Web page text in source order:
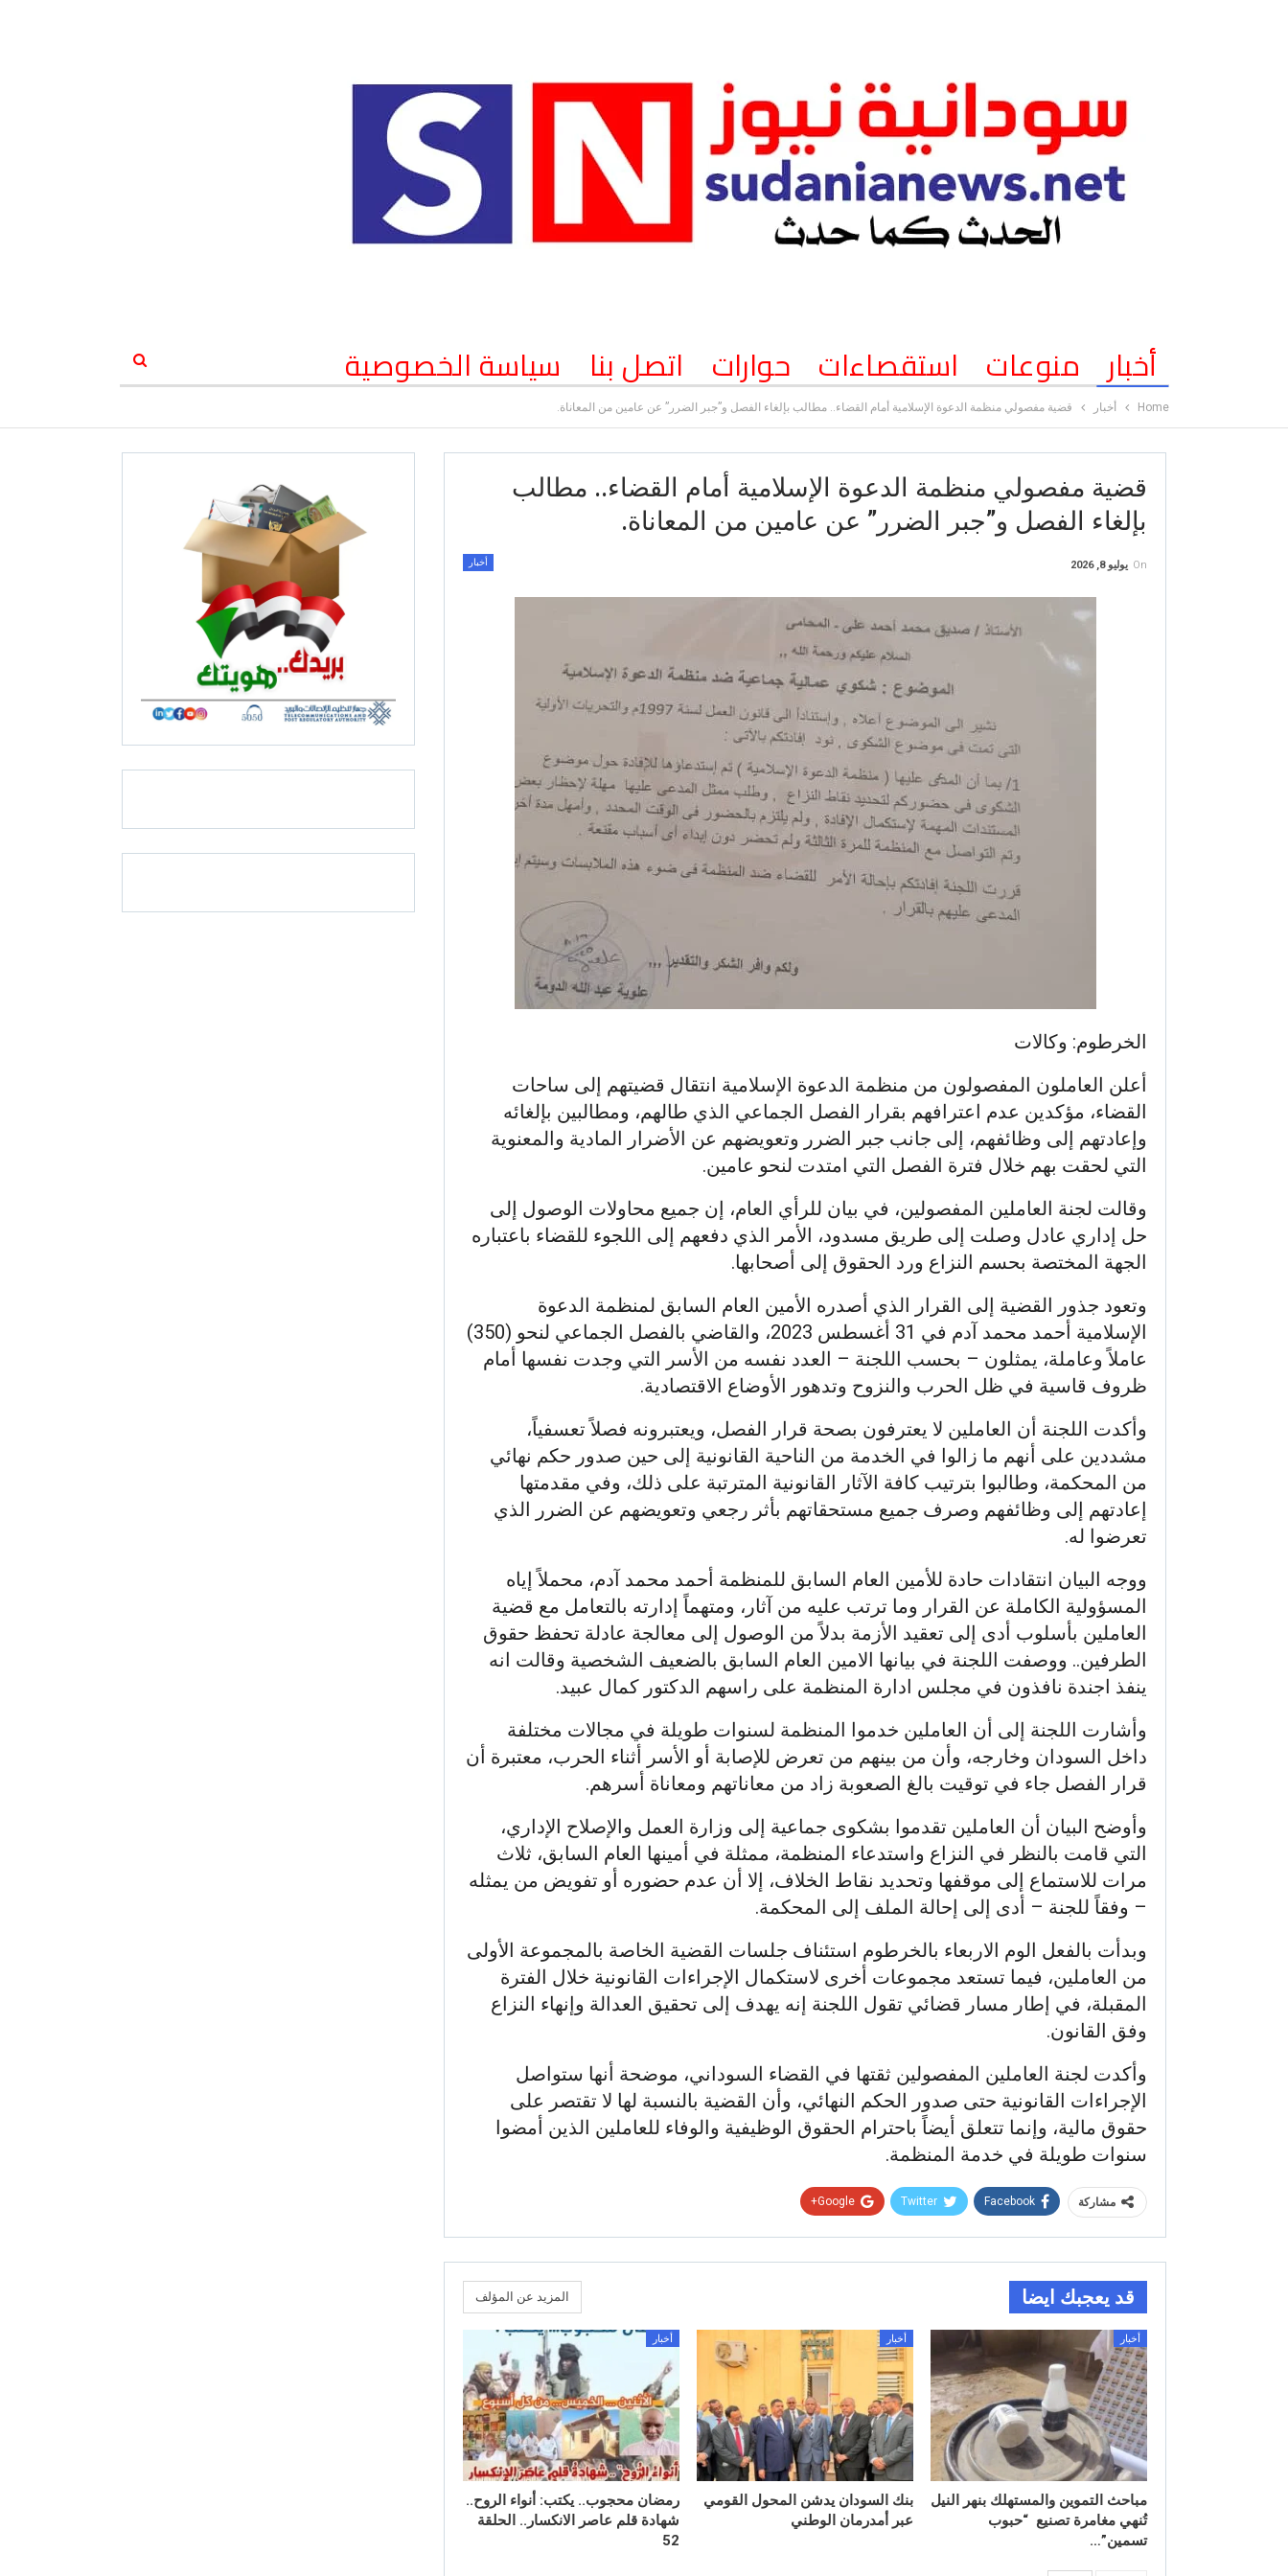
أخبار منوعات استقصاءات حوارات اتصل بنا سياسة الخصوصية
Home أخبار قضية مفصولي منظمة الدعوة الإسلامية أمام القضاء.. مطالب بإلغاء الفصل و”جبر الضرر” عن عامين من المعاناة.
قضية مفصولي منظمة الدعوة الإسلامية أمام القضاء.. مطالب
بإلغاء الفصل و”جبر الضرر” عن عامين من المعاناة.
أخبار On يوليو 8, 2026
الخرطوم: وكالات
أعلن العاملون المفصولون من منظمة الدعوة الإسلامية انتقال قضيتهم إلى ساحات
القضاء، مؤكدين عدم اعترافهم بقرار الفصل الجماعي الذي طالهم، ومطالبين بإلغائه
وإعادتهم إلى وظائفهم، إلى جانب جبر الضرر وتعويضهم عن الأضرار المادية والمعنوية
التي لحقت بهم خلال فترة الفصل التي امتدت لنحو عامين.
وقالت لجنة العاملين المفصولين، في بيان للرأي العام، إن جميع محاولات الوصول إلى
حل إداري عادل وصلت إلى طريق مسدود، الأمر الذي دفعهم إلى اللجوء للقضاء باعتباره
الجهة المختصة بحسم النزاع ورد الحقوق إلى أصحابها.
وتعود جذور القضية إلى القرار الذي أصدره الأمين العام السابق لمنظمة الدعوة
الإسلامية أحمد محمد آدم في 31 أغسطس 2023، والقاضي بالفصل الجماعي لنحو (350)
عاملاً وعاملة، يمثلون – بحسب اللجنة – العدد نفسه من الأسر التي وجدت نفسها أمام
ظروف قاسية في ظل الحرب والنزوح وتدهور الأوضاع الاقتصادية.
وأكدت اللجنة أن العاملين لا يعترفون بصحة قرار الفصل، ويعتبرونه فصلاً تعسفياً،
مشددين على أنهم ما زالوا في الخدمة من الناحية القانونية إلى حين صدور حكم نهائي
من المحكمة، وطالبوا بترتيب كافة الآثار القانونية المترتبة على ذلك، وفي مقدمتها
إعادتهم إلى وظائفهم وصرف جميع مستحقاتهم بأثر رجعي وتعويضهم عن الضرر الذي
تعرضوا له.
ووجه البيان انتقادات حادة للأمين العام السابق للمنظمة أحمد محمد آدم، محملاً إياه
المسؤولية الكاملة عن القرار وما ترتب عليه من آثار، ومتهماً إدارته بالتعامل مع قضية
العاملين بأسلوب أدى إلى تعقيد الأزمة بدلاً من الوصول إلى معالجة عادلة تحفظ حقوق
الطرفين.. ووصفت اللجنة في بيانها الامين العام السابق بالضعيف الشخصية وقالت انه
ينفذ اجندة نافذون في مجلس ادارة المنظمة على راسهم الدكتور كمال عبيد.
وأشارت اللجنة إلى أن العاملين خدموا المنظمة لسنوات طويلة في مجالات مختلفة
داخل السودان وخارجه، وأن من بينهم من تعرض للإصابة أو الأسر أثناء الحرب، معتبرة أن
قرار الفصل جاء في توقيت بالغ الصعوبة زاد من معاناتهم ومعاناة أسرهم.
وأوضح البيان أن العاملين تقدموا بشكوى جماعية إلى وزارة العمل والإصلاح الإداري،
التي قامت بالنظر في النزاع واستدعاء المنظمة، ممثلة في أمينها العام السابق، ثلاث
مرات للاستماع إلى موقفها وتحديد نقاط الخلاف، إلا أن عدم حضوره أو تفويض من يمثله
– وفقاً للجنة – أدى إلى إحالة الملف إلى المحكمة.
وبدأت بالفعل الوم الاربعاء بالخرطوم استئناف جلسات القضية الخاصة بالمجموعة الأولى
من العاملين، فيما تستعد مجموعات أخرى لاستكمال الإجراءات القانونية خلال الفترة
المقبلة، في إطار مسار قضائي تقول اللجنة إنه يهدف إلى تحقيق العدالة وإنهاء النزاع
وفق القانون.
وأكدت لجنة العاملين المفصولين ثقتها في القضاء السوداني، موضحة أنها ستواصل
الإجراءات القانونية حتى صدور الحكم النهائي، وأن القضية بالنسبة لها لا تقتصر على
حقوق مالية، وإنما تتعلق أيضاً باحترام الحقوق الوظيفية والوفاء للعاملين الذين أمضوا
سنوات طويلة في خدمة المنظمة.
مشاركة Facebook
Twitter
Google+
قد يعجبك ايضا المزيد عن المؤلف
أخبار
مباحث التموين والمستهلك بنهر النيل
تُنهي مغامرة تصنيع “حبوب
تسمين”…
أخبار
بنك السودان يدشن المحول القومي
عبر أمدرمان الوطني
أخبار
رمضان محجوب.. يكتب: أنواء الروح..
شهادة قلم عاصر الانكسار.. الحلقة
52